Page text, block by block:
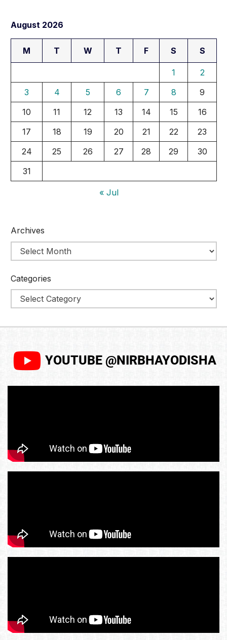
August 2026
M T W T F S S
1
2
3
4 5 6 7 8
9
10
11 12 13 14 15
16
17
18 19 20 21 22
23
24
25 26 27 28 29
30
31
« Jul
Archives
Categories
YOUTUBE @NIRBHAYODISHA